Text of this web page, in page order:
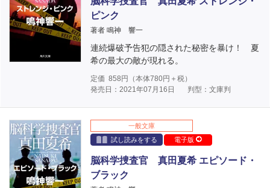
ピンク
著者 鳴神 響一
連続爆破予告犯の隠された秘密を暴け！ 夏
希の最大の敵が現れる。
定価 858 円（本体780円＋税）
発売日：2021年07月16日
判型：文庫判
一般文庫
試し読みをする
電子版
脳科学捜査官 真田夏希 エピソード・
ブラック